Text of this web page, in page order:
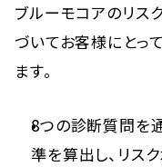
ブルーモコアのリス
づいてお客様にとっ
ます。
8つの診断質問を
準を算出し、リス